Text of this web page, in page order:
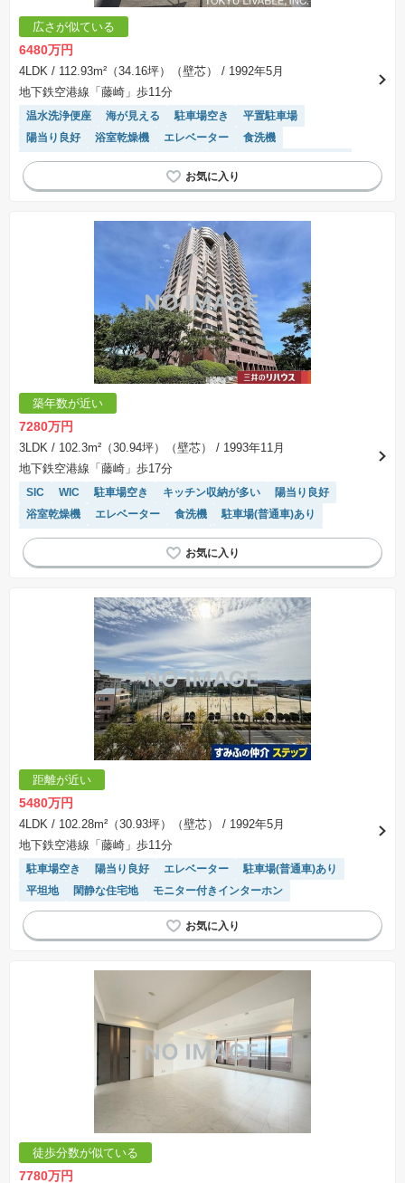
広さが似ている
6480万円
4LDK / 112.93m²（34.16坪）（壁芯）
/ 1992年5月
地下鉄空港線「藤崎」歩11分
温水洗浄便座 海が見える 駐車場空き
平置駐車場
陽当り良好
浴室乾燥機 エレベーター
食洗機
駐車場(普通車)あり
閑静な住宅地
モニター付きインターホン
システムキッチン
築年数が近い
7280万円
3LDK / 102.3m²（30.94坪）（壁芯）
/ 1993年11月
地下鉄空港線「藤崎」歩17分
SIC WIC 駐車場空き キッチン収納が多い
陽当り良好
浴室乾燥機
エレベーター 食洗機
駐車場(普通車)あり
ペット相談
駐輪場・バイク置き場
リフォーム済み物件
宅配ボックス
距離が近い
5480万円
4LDK / 102.28m²（30.93坪）（壁芯）
/ 1992年5月
地下鉄空港線「藤崎」歩11分
駐車場空き 陽当り良好 エレベーター
駐車場(普通車)あり
平坦地
閑静な住宅地 モニター付きインターホン
徒歩分数が似ている
7780万円